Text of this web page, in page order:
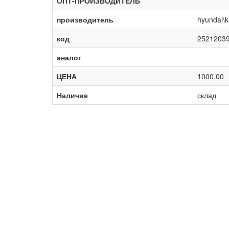
производитель
код
аналог
ЦЕНА
1000.00
Наличие
склад